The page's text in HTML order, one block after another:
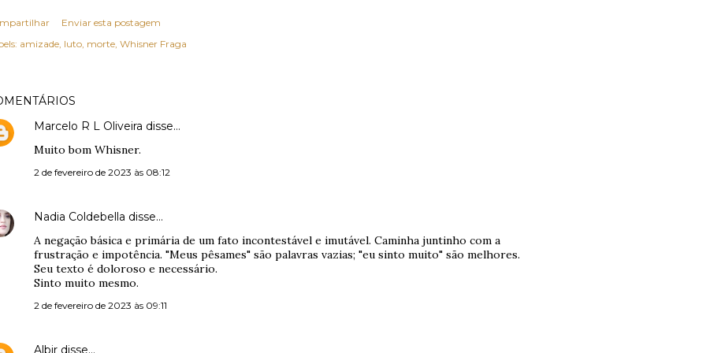
Enviar esta postagem
amizade luto morte Whisner Fraga
Marcelo R L Oliveira disse…
Muito bom Whisner.
2 de fevereiro de 2023 às 08:12
Nadia Coldebella disse…
A negação básica e primária de um fato incontestável e imutável. Caminha juntinho com a
frustração e impotência. "Meus pêsames" são palavras vazias; "eu sinto muito" são melhores.
Seu texto é doloroso e necessário.
Sinto muito mesmo.
2 de fevereiro de 2023 às 09:11
Albir disse…